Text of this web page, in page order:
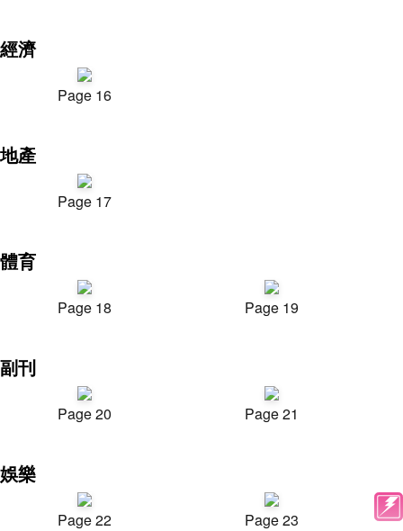
經濟
Page 16
地產
Page 17
體育
Page 18 Page 19
副刊
Page 20 Page 21
娛樂
Page 22 Page 23